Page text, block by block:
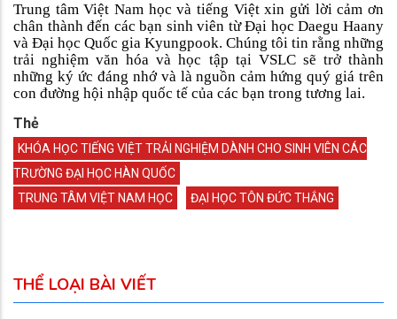
Trung tâm Việt Nam học và tiếng Việt xin gửi lời cảm ơn
chân thành đến các bạn sinh viên từ Đại học Daegu Haany
và Đại học Quốc gia Kyungpook. Chúng tôi tin rằng những
trải nghiệm văn hóa và học tập tại VSLC sẽ trở thành
những ký ức đáng nhớ và là nguồn cảm hứng quý giá trên
con đường hội nhập quốc tế của các bạn trong tương lai.
Thẻ
KHÓA HỌC TIẾNG VIỆT TRẢI NGHIỆM DÀNH CHO SINH VIÊN CÁC
TRƯỜNG ĐẠI HỌC HÀN QUỐC
TRUNG TÂM VIỆT NAM HỌC
ĐẠI HỌC TÔN ĐỨC THẮNG
THỂ LOẠI BÀI VIẾT